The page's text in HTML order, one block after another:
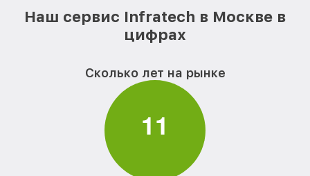
Наш сервис Infratech в Москве в
цифрах
Сколько лет на рынке
11